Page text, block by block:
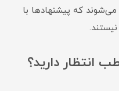
می‌شوند که پیشنهادها با
انتظار دارید؟